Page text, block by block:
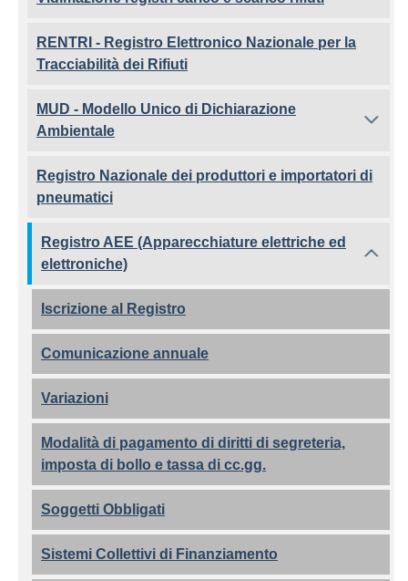
RENTRI - Registro Elettronico Nazionale per la
Tracciabilità dei Rifiuti
MUD - Modello Unico di Dichiarazione
Ambientale
Registro Nazionale dei produttori e importatori di
pneumatici
Registro AEE (Apparecchiature elettriche ed
elettroniche)
Iscrizione al Registro
Comunicazione annuale
Variazioni
Modalità di pagamento di diritti di segreteria,
imposta di bollo e tassa di cc.gg.
Soggetti Obbligati
Sistemi Collettivi di Finanziamento